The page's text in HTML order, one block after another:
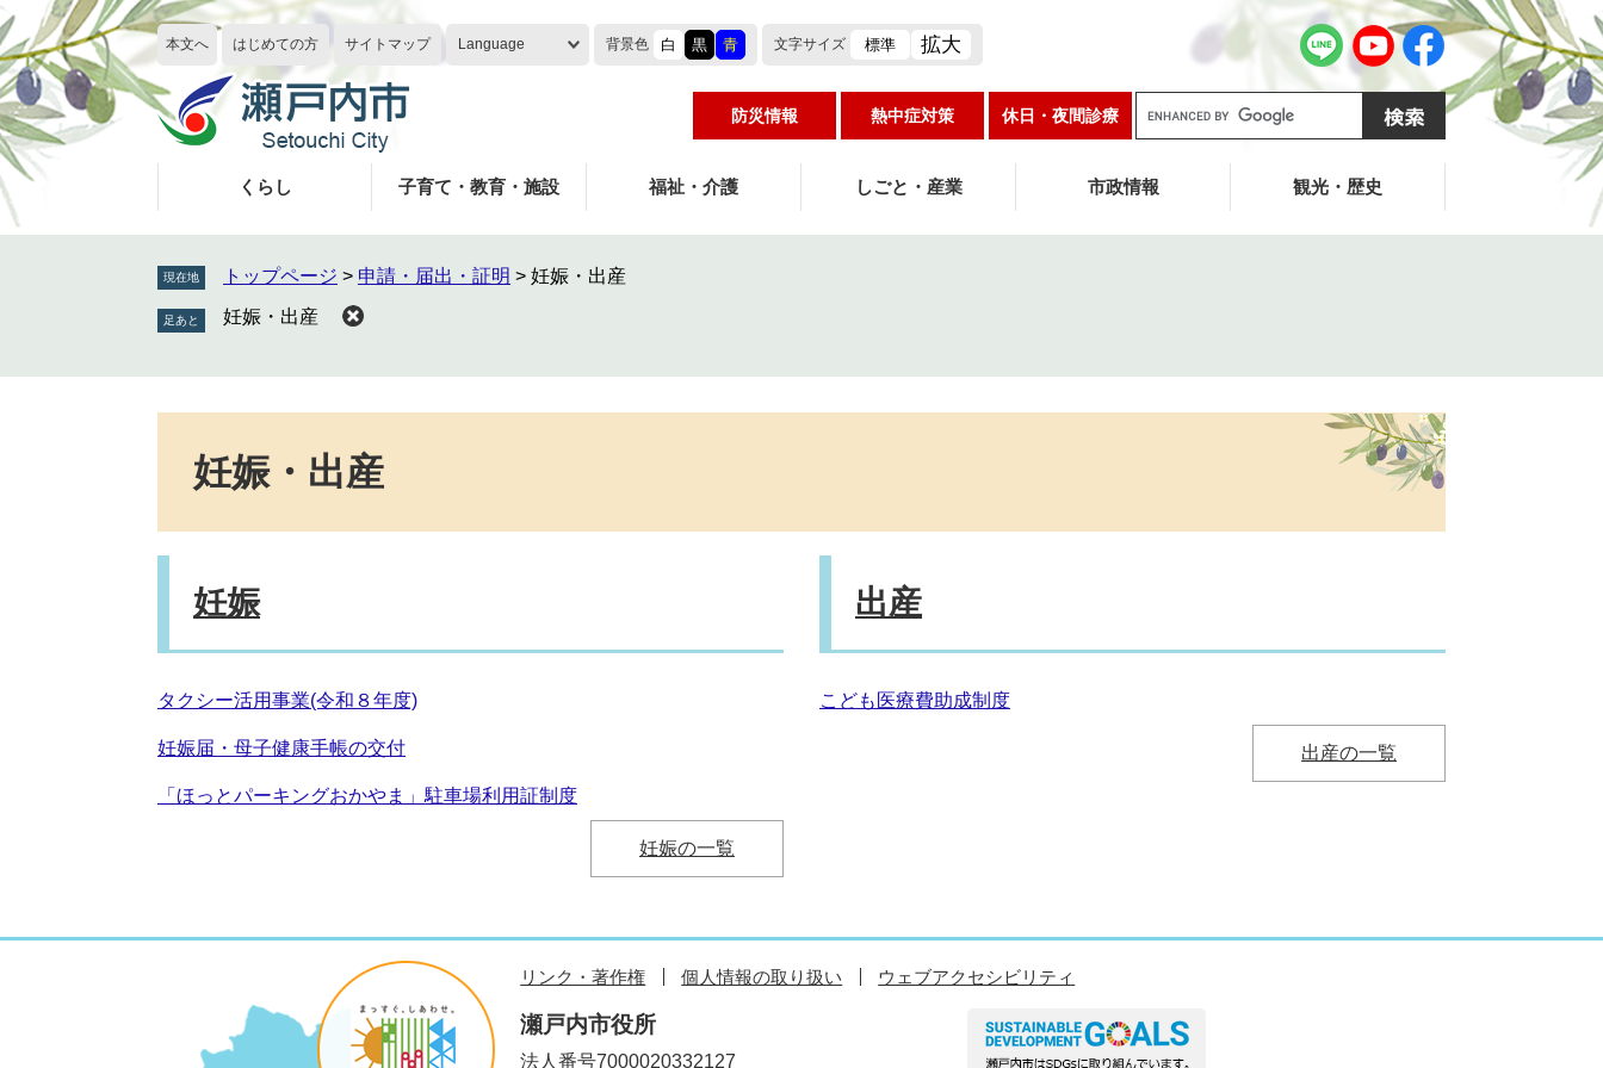
ペ
ー
ジ
の
先
頭
で
す
メ
ニ
ュ
ー
を
飛
ば
し
本文へ はじめての方 サイトマップ Language 背景色 白 黒 青 文字サイズ 標準 拡大
防災情報 熱中症対策 休日・夜間診療
g
e
くらし 子育て・教育・施設 福祉・介護 しごと・産業 市政情報 観光・歴史
現在地 トップページ > 申請・届出・証明 > 妊娠・出産
妊娠・出産
妊娠・出産
妊娠
タクシー活用事業(令和８年度)
妊娠届・母子健康手帳の交付
「ほっとパーキングおかやま」駐車場利用証制度
妊娠の一覧
出産
こども医療費助成制度
出産の一覧
リンク・著作権 個人情報の取り扱い ウェブアクセシビリティ
瀬戸内市役所
法人番号7000020332127